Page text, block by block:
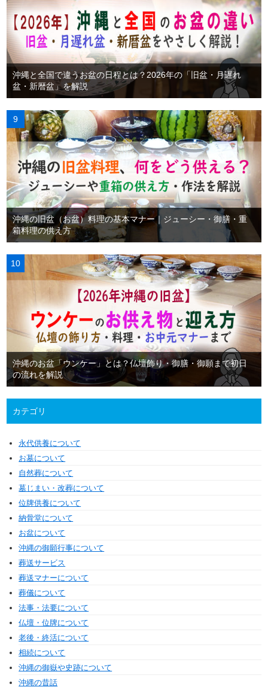
沖縄と全国で違うお盆の日程とは？2026年の「旧盆・月遅れ
盆・新暦盆」を解説
沖縄の旧盆（お盆）料理の基本マナー｜ジューシー・御膳・重
箱料理の供え方
沖縄のお盆「ウンケー」とは？仏壇飾り・御膳・御願まで初日
の流れを解説
カテゴリ
永代供養について
お墓について
自然葬について
墓じまい・改葬について
位牌供養について
納骨堂について
お盆について
沖縄の御願行事について
葬送サービス
葬送マナーについて
葬儀について
法事・法要について
仏壇・位牌について
老後・終活について
相続について
沖縄の御嶽や史跡について
沖縄の昔話